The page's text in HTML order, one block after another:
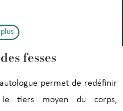
fesses
permet de redéfinir
tiers moyen du corps,